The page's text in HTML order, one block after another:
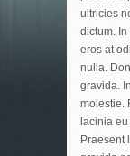
ultricies
dictum.
eros at
nulla.
gravida.
molestie.
lacinia
Praesent